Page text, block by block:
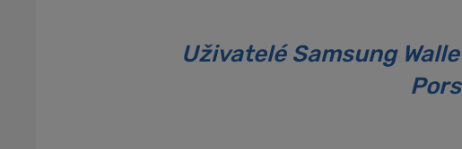
Uživatelé Samsung